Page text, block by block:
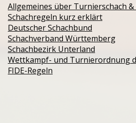
Allgemeines über Turnierschach &
Schachregeln kurz erklärt
Deutscher Schachbund
Schachverband Württemberg
Schachbezirk Unterland
Wettkampf- und Turnierordnung
FIDE-Regeln